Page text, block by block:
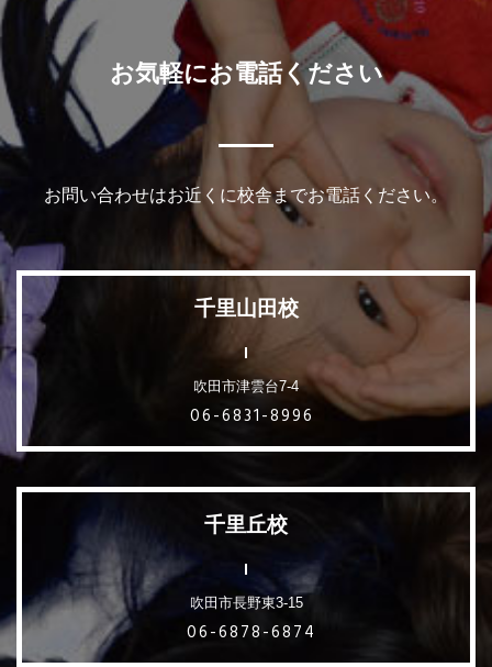
お気軽にお電話ください
お問い合わせはお近くに校舎までお電話ください。
千里山田校
吹田市津雲台7-4
06-6831-8996
千里丘校
吹田市長野東3-15
06-6878-6874